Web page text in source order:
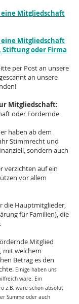
Mitgliedschaft
Mitgliedschaft
oder Firma
per Post an unsere
an unsere
Mitgliedschaft:
oder Fördernde
haben ab dem
Stimmrecht und
sondern auch
verzichten auf ein
vor allem
die Hauptmitglieder,
für Familien), die
Mitglied
mit welchem
Betrag es den
Einige haben uns
wäre. Ein
z.B. wäre schon absolut
Summe oder auch